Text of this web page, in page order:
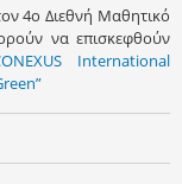
4ο Διεθνή Μαθητικό
να επισκεφθούν
International